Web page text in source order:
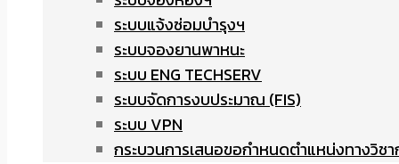
ระบบแจ้งซ่อมบำรุงฯ
ระบบจองยานพาหนะ
ระบบ ENG TECHSERV
ระบบจัดการงบประมาณ (FIS)
ระบบ VPN
กระบวนการเสนอขอกำหนดตำแหน่งทางวิช